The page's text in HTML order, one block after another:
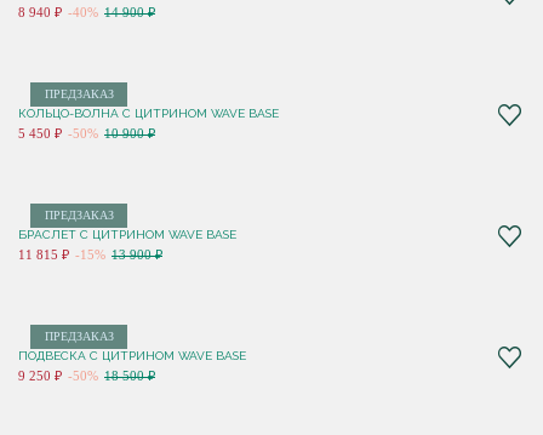
8 940 ₽ -40% 14 900 ₽
ПРЕДЗАКАЗ
КОЛЬЦО-ВОЛНА С ЦИТРИНОМ WAVE BASE
5 450 ₽ -50% 10 900 ₽
ПРЕДЗАКАЗ
БРАСЛЕТ С ЦИТРИНОМ WAVE BASE
11 815 ₽ -15% 13 900 ₽
ПРЕДЗАКАЗ
ПОДВЕСКА С ЦИТРИНОМ WAVE BASE
9 250 ₽ -50% 18 500 ₽